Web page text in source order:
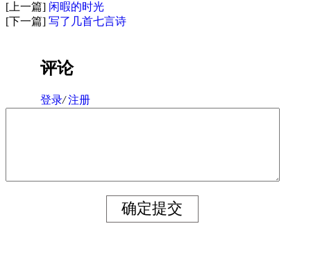
[上一篇] 闲暇的时光
[下一篇] 写了几首七言诗
评论
登录/ 注册